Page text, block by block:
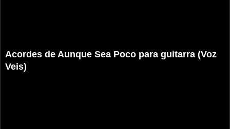
Acordes de Aunque Sea Poco para guitarra (Voz
Veis)